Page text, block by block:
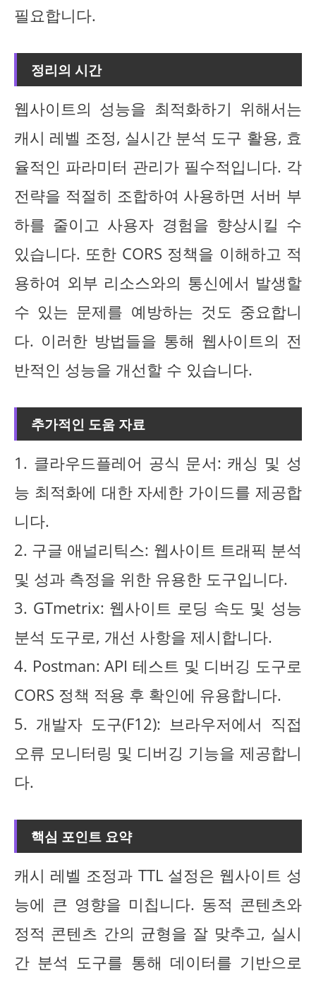
필요합니다.
정리의 시간
웹사이트의 성능을 최적화하기 위해서는
캐시 레벨 조정, 실시간 분석 도구 활용, 효
율적인 파라미터 관리가 필수적입니다. 각
전략을 적절히 조합하여 사용하면 서버 부
하를 줄이고 사용자 경험을 향상시킬 수
있습니다. 또한 CORS 정책을 이해하고 적
용하여 외부 리소스와의 통신에서 발생할
수 있는 문제를 예방하는 것도 중요합니
다. 이러한 방법들을 통해 웹사이트의 전
반적인 성능을 개선할 수 있습니다.
추가적인 도움 자료
1. 클라우드플레어 공식 문서: 캐싱 및 성
능 최적화에 대한 자세한 가이드를 제공합
니다.
2. 구글 애널리틱스: 웹사이트 트래픽 분석
및 성과 측정을 위한 유용한 도구입니다.
3. GTmetrix: 웹사이트 로딩 속도 및 성능
분석 도구로, 개선 사항을 제시합니다.
4. Postman: API 테스트 및 디버깅 도구로
CORS 정책 적용 후 확인에 유용합니다.
5. 개발자 도구(F12): 브라우저에서 직접
오류 모니터링 및 디버깅 기능을 제공합니
다.
핵심 포인트 요약
캐시 레벨 조정과 TTL 설정은 웹사이트 성
능에 큰 영향을 미칩니다. 동적 콘텐츠와
정적 콘텐츠 간의 균형을 잘 맞추고, 실시
간 분석 도구를 통해 데이터를 기반으로